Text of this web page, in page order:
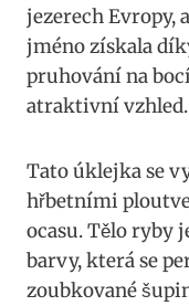
jezerech Evropy,⁤
jméno získala
pruhování na
⁢atraktivní vzhled.
Tato úklejka se
hřbetními
ocasu. Tělo ryby
barvy, která se
‌zoubkované⁤